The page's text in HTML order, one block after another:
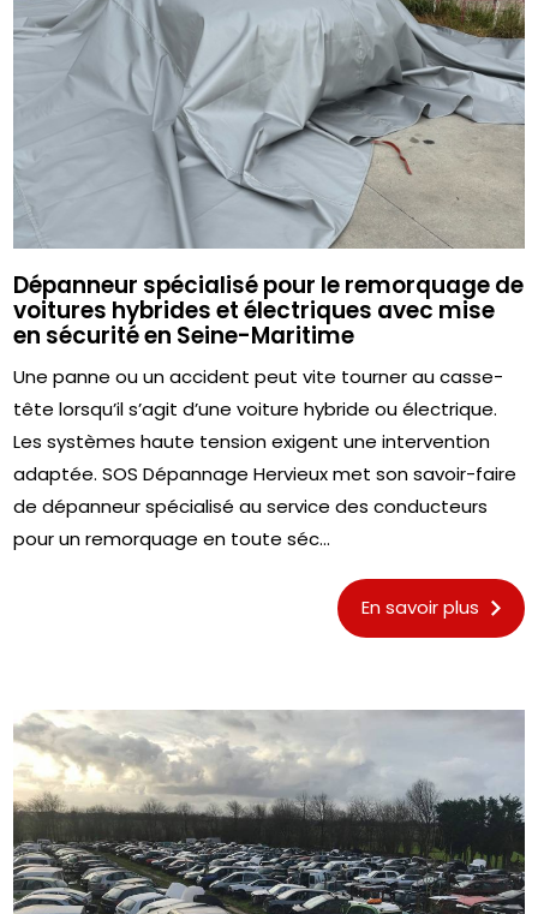
Dépanneur spécialisé pour le remorquage de
voitures hybrides et électriques avec mise
en sécurité en Seine-Maritime
Une panne ou un accident peut vite tourner au casse-
tête lorsqu’il s’agit d’une voiture hybride ou électrique.
Les systèmes haute tension exigent une intervention
adaptée. SOS Dépannage Hervieux met son savoir-faire
de dépanneur spécialisé au service des conducteurs
pour un remorquage en toute séc...
En savoir plus